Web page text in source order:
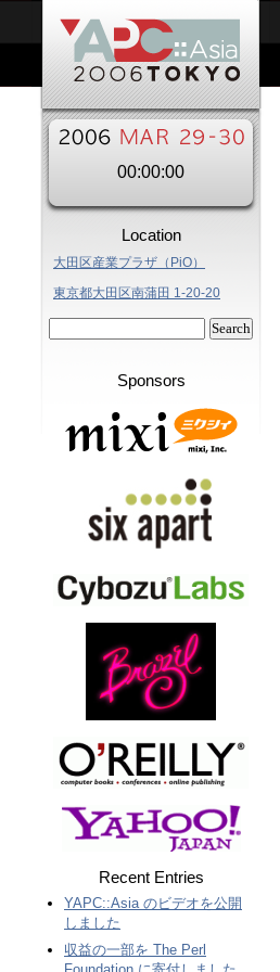
00:00:00
Location
大田区産業プラザ（PiO）
東京都大田区南蒲田 1-20-20
Sponsors
Recent Entries
YAPC::Asia のビデオを公開
しました
収益の一部を The Perl